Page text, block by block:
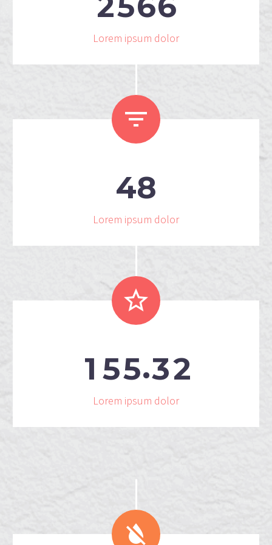
Lorem ipsum dolor


48
Lorem ipsum dolor


1 55.32
Lorem ipsum dolor

